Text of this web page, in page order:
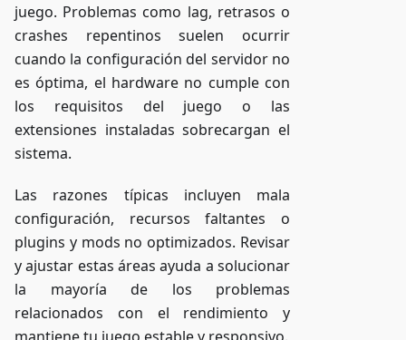
juego. Problemas como lag, retrasos o
crashes repentinos suelen ocurrir
cuando la configuración del servidor no
es óptima, el hardware no cumple con
los requisitos del juego o las
extensiones instaladas sobrecargan el
sistema.
Las razones típicas incluyen mala
configuración, recursos faltantes o
plugins y mods no optimizados. Revisar
y ajustar estas áreas ayuda a solucionar
la mayoría de los problemas
relacionados con el rendimiento y